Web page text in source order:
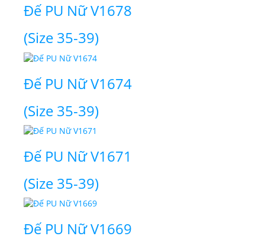
Đế PU Nữ V1678
(Size 35-39)
Đế PU Nữ V1674
(Size 35-39)
Đế PU Nữ V1671
(Size 35-39)
Đế PU Nữ V1669